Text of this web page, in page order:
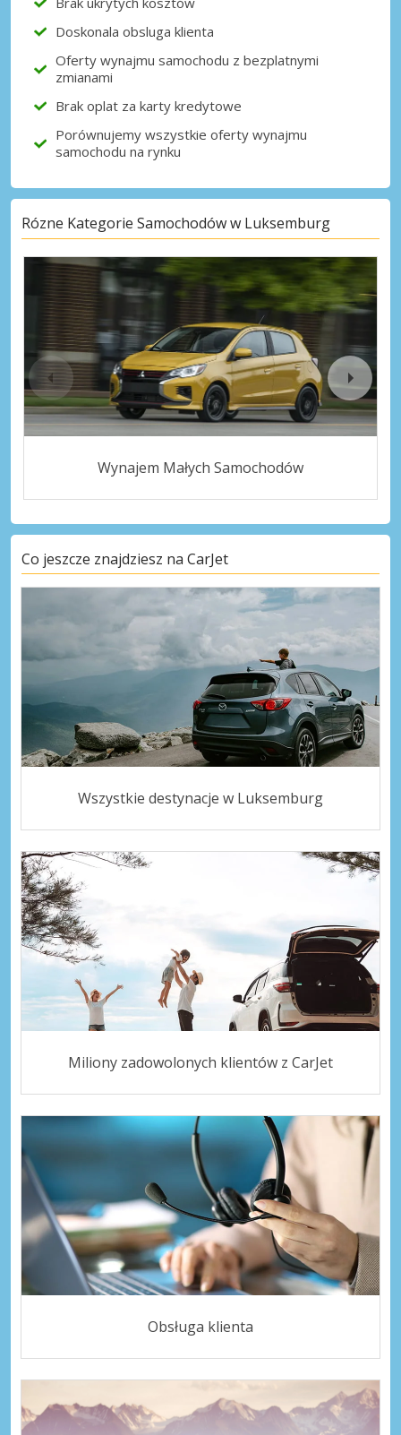
Doskonala obsluga klienta
Oferty wynajmu samochodu z bezplatnymi
zmianami
Brak oplat za karty kredytowe
Porównujemy wszystkie oferty wynajmu
samochodu na rynku
Rózne Kategorie Samochodów w Luksemburg
Wynajem Małych Samochodów
Co jeszcze znajdziesz na CarJet
Wszystkie destynacje w Luksemburg
Miliony zadowolonych klientów z CarJet
Obsługa klienta